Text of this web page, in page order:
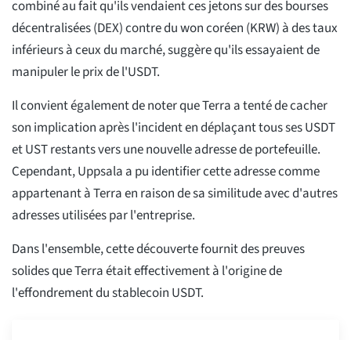
combiné au fait qu'ils vendaient ces jetons sur des bourses
décentralisées (DEX) contre du won coréen (KRW) à des taux
inférieurs à ceux du marché, suggère qu'ils essayaient de
manipuler le prix de l'USDT.
Il convient également de noter que Terra a tenté de cacher
son implication après l'incident en déplaçant tous ses USDT
et UST restants vers une nouvelle adresse de portefeuille.
Cependant, Uppsala a pu identifier cette adresse comme
appartenant à Terra en raison de sa similitude avec d'autres
adresses utilisées par l'entreprise.
Dans l'ensemble, cette découverte fournit des preuves
solides que Terra était effectivement à l'origine de
l'effondrement du stablecoin USDT.